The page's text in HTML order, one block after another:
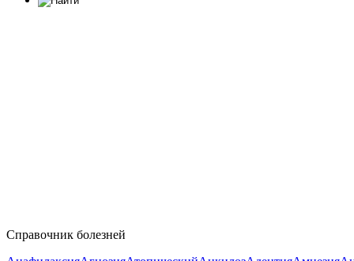
Справочник болезней